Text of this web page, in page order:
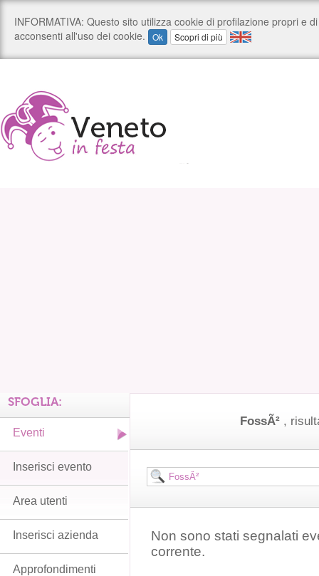
FossÃ² ,
Non sono stati segnalati
corrente.
SFOGLIA:
Eventi
Inserisci evento
Area utenti
Inserisci azienda
Approfondimenti